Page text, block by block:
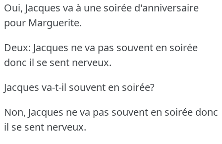
Oui, Jacques va à une soirée d'anniversaire
pour Marguerite.
Deux: Jacques ne va pas souvent en soirée
donc il se sent nerveux.
Jacques va-t-il souvent en soirée?
Non, Jacques ne va pas souvent en soirée donc
il se sent nerveux.